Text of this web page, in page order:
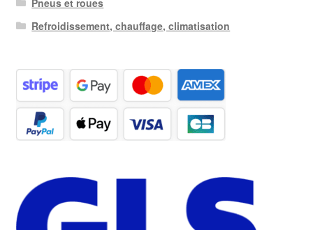
Pneus et roues
Refroidissement, chauffage, climatisation